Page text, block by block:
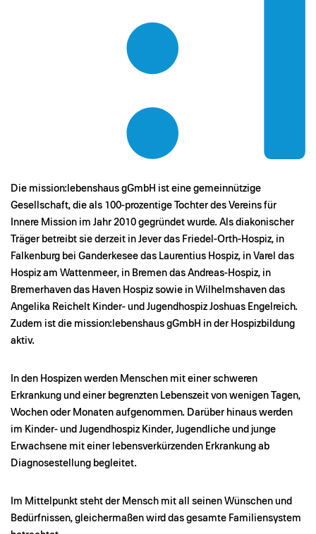
Die mission:lebenshaus gGmbH ist eine gemeinnützige
Gesellschaft, die als 100-prozentige Tochter des Vereins für
Innere Mission im Jahr 2010 gegründet wurde. Als diakonischer
Träger betreibt sie derzeit in Jever das Friedel-Orth-Hospiz, in
Falkenburg bei Ganderkesee das Laurentius Hospiz, in Varel das
Hospiz am Wattenmeer, in Bremen das Andreas-Hospiz, in
Bremerhaven das Haven Hospiz sowie in Wilhelmshaven das
Angelika Reichelt Kinder- und Jugendhospiz Joshuas Engelreich.
Zudem ist die mission:lebenshaus gGmbH in der Hospizbildung
aktiv.
In den Hospizen werden Menschen mit einer schweren
Erkrankung und einer begrenzten Lebenszeit von we­nigen Tagen,
Wochen oder Monaten aufgenommen. Darüber hinaus werden
im Kinder- und Jugendhospiz Kinder, Jugendli­che und junge
Erwachsene mit einer lebensverkürzenden Erkrankung ab
Diagnosestellung begleitet.
Im Mittelpunkt steht der Mensch mit all seinen Wünschen und
Bedürfnissen, gleicherma­ßen wird das gesamte Familiensys­tem